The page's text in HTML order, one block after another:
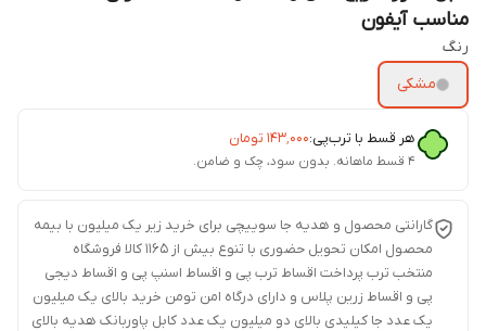
مناسب آیفون
رنگ
مشکی
هر قسط با ترب‌پی:۱۴۳٬۰۰۰ تومان
۴ قسط ماهانه. بدون سود، چک و ضامن.
گارانتی محصول و هدیه جا سوییچی برای خرید زیر یک میلیون با بیمه
محصول امکان تحویل حضوری با تنوع بیش از 1165 کالا فروشگاه
منتخب ترب پرداخت اقساط ترب پی و اقساط اسنپ پی و اقساط دیجی
پی و اقساط زرین پلاس و دارای درگاه امن تومن خرید بالای یک میلیون
یک عدد جا کیلیدی بالای دو میلیون یک عدد کابل پاوربانک هدیه بالای